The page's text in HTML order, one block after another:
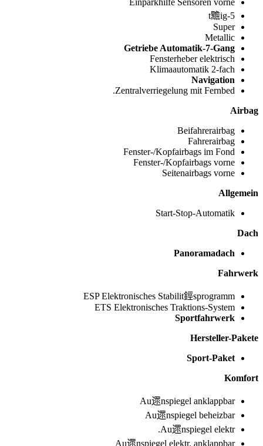
5-t黵ig
Super
Metallic
Getriebe Automatik-7-Gang
Fensterheber elektrisch
Klimaautomatik 2-fach
Navigation
Zentralverriegelung mit Fernbed.
Airbag
Beifahrerairbag
Fahrerairbag
Fenster-/Kopfairbags im Fond
Fenster-/Kopfairbags vorne
Seitenairbags vorne
Allgemein
Start-Stop-Automatik
Dach
Panoramadach
Fahrwerk
ESP Elektronisches Stabilit鋞sprogramm
ETS Elektronisches Traktions-System
Sportfahrwerk
Hersteller-Pakete
Sport-Paket
Komfort
Au遝nspiegel anklappbar
Au遝nspiegel beheizbar
Au遝nspiegel elektr.
Au遝nspiegel elektr. anklappbar